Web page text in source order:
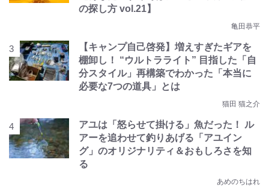
の探し方 vol.21】
亀田恭平
【キャンプ自己啓発】増えすぎたギアを
棚卸し！ “ウルトラライト” 目指した「自
分スタイル」再構築でわかった「本当に
必要な7つの道具」とは
猫田 猫之介
アユは「怒らせて掛ける」魚だった！ ル
アーを追わせて釣りあげる「アユイン
グ」のオリジナリティ＆おもしろさを知
る
あめのちはれ